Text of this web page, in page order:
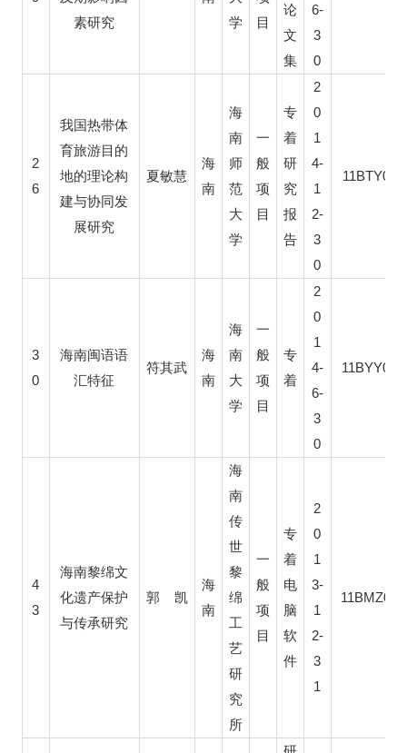
素研究
学
目
论
文
集
6-
3
0
2
6
我国热带体
育旅游目的
地的理论构
建与协同发
展研究
夏敏慧
海
南
海
南
师
范
大
学
一
般
项
目
专
着
研
究
报
告
2
0
1
4-
1
2-
3
0
11BTY023
3
0
海南闽语语
汇特征
符其武
海
南
海
南
大
学
一
般
项
目
专
着
2
0
1
4-
6-
3
0
11BYY023
4
3
海南黎绵文
化遗产保护
与传承研究
郭 凯
海
南
海
南
传
世
黎
绵
工
艺
研
究
所
一
般
项
目
专
着
电
脑
软
件
2
0
1
3-
1
2-
3
1
11BMZ031